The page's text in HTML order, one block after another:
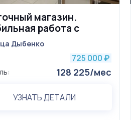
магазин.
работа с
развития
Дыбенко
725 000 ₽
128 225/мес
УЗНАТЬ ДЕТАЛИ